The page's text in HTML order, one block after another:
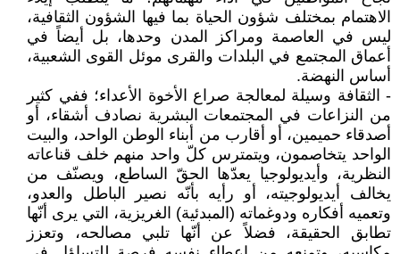
الاهتمام بمختلف شؤون الحياة بما فيها الشؤون الثقافية،
ليس في العاصمة ومراكز المدن وحدها، بل أيضاً في
أعماق المجتمع في البلدات والقرى موئل القوى الشعبية،
أساس النهضة.
- الثقافة وسيلة لمعالجة صراع الأخوة الأعداء؛ ففي كثير
من النزاعات في المجتمعات البشرية نصادف أشقاء، أو
أصدقاء حميمين، أو أقارب من أبناء الوطن الواحد، والبيت
الواحد يتخاصمون، ويتمترس كلّ واحد منهم خلف قناعاته
النظرية، وأيديولوجيا يعدّها الحقّ الساطع، ويصنّف من
يخالف أيديولوجيته، أو رأيه بأنّه نصير الباطل والعدو،
وتعميه أفكاره ودوغماته (المبدئية) الغريزية، التي يرى أنّها
تطابق الحقيقة، فضلاً عن أنّها تلبي مصالحه، وتعزز